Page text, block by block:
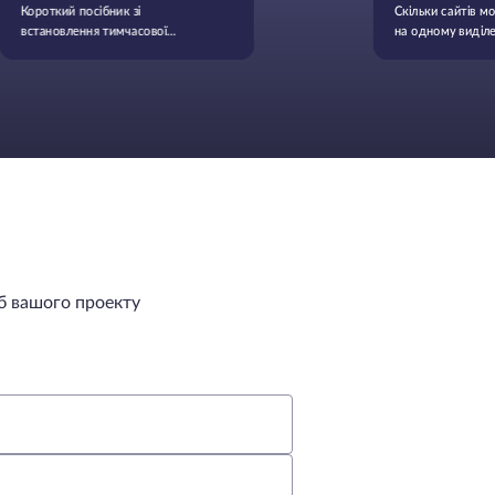
Короткий посібник зі
встановлення тимчасової
Скільки сайтів
на одному
вашого проекту